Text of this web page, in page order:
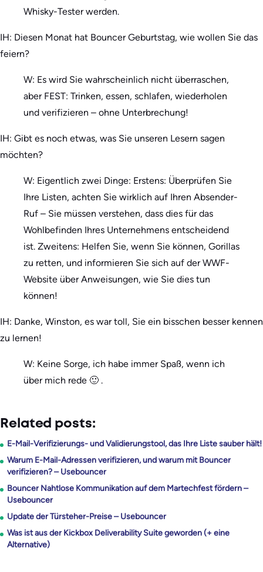
Whisky-Tester werden.
IH: Diesen Monat hat Bouncer Geburtstag, wie wollen Sie das
feiern?
W: Es wird Sie wahrscheinlich nicht überraschen,
aber FEST: Trinken, essen, schlafen, wiederholen
und verifizieren – ohne Unterbrechung!
IH: Gibt es noch etwas, was Sie unseren Lesern sagen
möchten?
W: Eigentlich zwei Dinge: Erstens: Überprüfen Sie
Ihre Listen, achten Sie wirklich auf Ihren Absender-
Ruf – Sie müssen verstehen, dass dies für das
Wohlbefinden Ihres Unternehmens entscheidend
ist. Zweitens: Helfen Sie, wenn Sie können, Gorillas
zu retten, und informieren Sie sich auf der WWF-
Website über Anweisungen, wie Sie dies tun
können!
IH: Danke, Winston, es war toll, Sie ein bisschen besser kennen
zu lernen!
W: Keine Sorge, ich habe immer Spaß, wenn ich
über mich rede 🙂 .
Related posts:
E-Mail-Verifizierungs- und Validierungstool, das Ihre Liste sauber hält!
Warum E-Mail-Adressen verifizieren, und warum mit Bouncer
verifizieren? – Usebouncer
Bouncer Nahtlose Kommunikation auf dem Martechfest fördern –
Usebouncer
Update der Türsteher-Preise – Usebouncer
Was ist aus der Kickbox Deliverability Suite geworden (+ eine
Alternative)